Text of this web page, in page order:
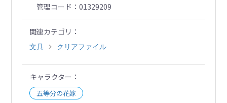
管理コード
01329209
関連カテゴリ
文具 クリアファイル
キャラクター
五等分の花嫁